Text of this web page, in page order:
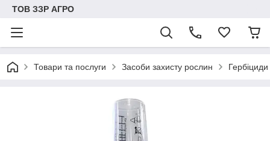
ТОВ ЗЗР АГРО
Товари та послуги Засоби захисту рослин Гербіциди